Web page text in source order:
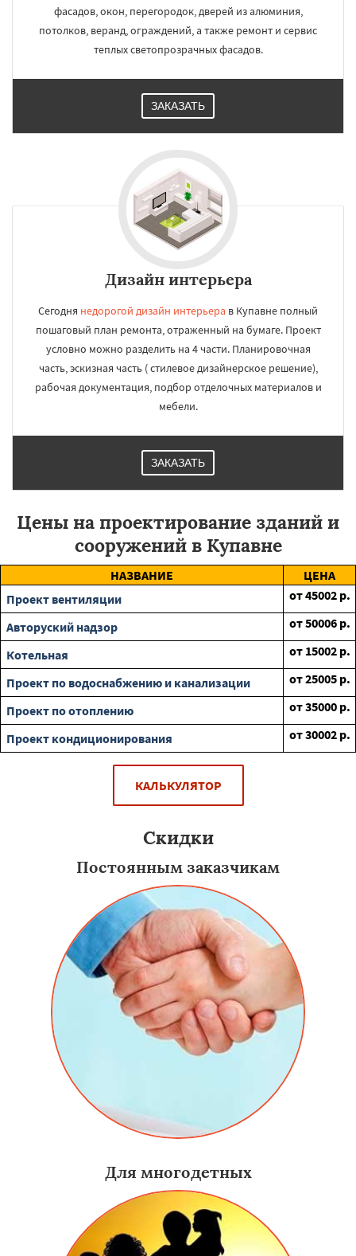
фасадов, окон, перегородок, дверей из алюминия,
потолков, веранд, ограждений, а также ремонт и сервис
теплых светопрозрачных фасадов.
ЗАКАЗАТЬ
Дизайн интерьера
Сегодня недорогой дизайн интерьера в Купавне полный
пошаговый план ремонта, отраженный на бумаге. Проект
условно можно разделить на 4 части. Планировочная
часть, эскизная часть ( стилевое дизайнерское решение),
рабочая документация, подбор отделочных материалов и
мебели.
ЗАКАЗАТЬ
Цены на проектирование зданий и
сооружений в Купавне
НАЗВАНИЕ
ЦЕНА
Проект вентиляции
от45002 р.
Авторуский надзор
от50006 р.
Котельная
от 15002 р.
Проект по водоснабжению и канализации
от25005 р.
Проект по отоплению
от35000 р.
Проект кондиционирования
от30002 р.
КАЛЬКУЛЯТОР
Скидки
Постоянным заказчикам
Для многодетных